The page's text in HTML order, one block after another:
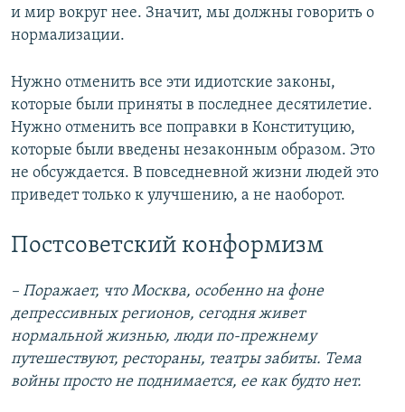
и мир вокруг нее. Значит, мы должны говорить о
нормализации.
Нужно отменить все эти идиотские законы,
которые были приняты в последнее десятилетие.
Нужно отменить все поправки в Конституцию,
которые были введены незаконным образом. Это
не обсуждается. В повседневной жизни людей это
приведет только к улучшению, а не наоборот.
Постсоветский конформизм
– Поражает, что Москва, особенно на фоне
депрессивных регионов, сегодня живет
нормальной жизнью, люди по-прежнему
путешествуют, рестораны, театры забиты. Тема
войны просто не поднимается, ее как будто нет.